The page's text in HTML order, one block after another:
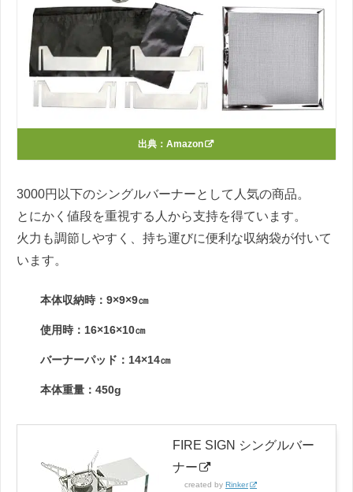
出典： Amazon
3000円以下のシングルバーナーとして人気の商品。
とにかく値段を重視する人から支持を得ています。
火力も調節しやすく、持ち運びに便利な収納袋が付いて
います。
本体収納時：9×9×9㎝
使用時：16×16×10㎝
バーナーパッド：14×14㎝
本体重量：450g
FIRE SIGN シングルバー
ナー
created by Rinker